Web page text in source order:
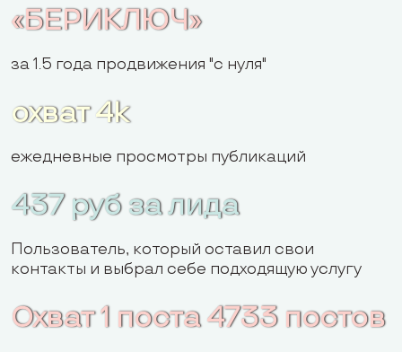
«БЕРИКЛЮЧ»
за 1.5 года продвижения "с нуля"
охват 4k
ежедневные просмотры публикаций
437 руб за лида
Пользователь, который оставил свои
контакты и выбрал себе подходящую услугу
Охват 1 поста 4733 постов